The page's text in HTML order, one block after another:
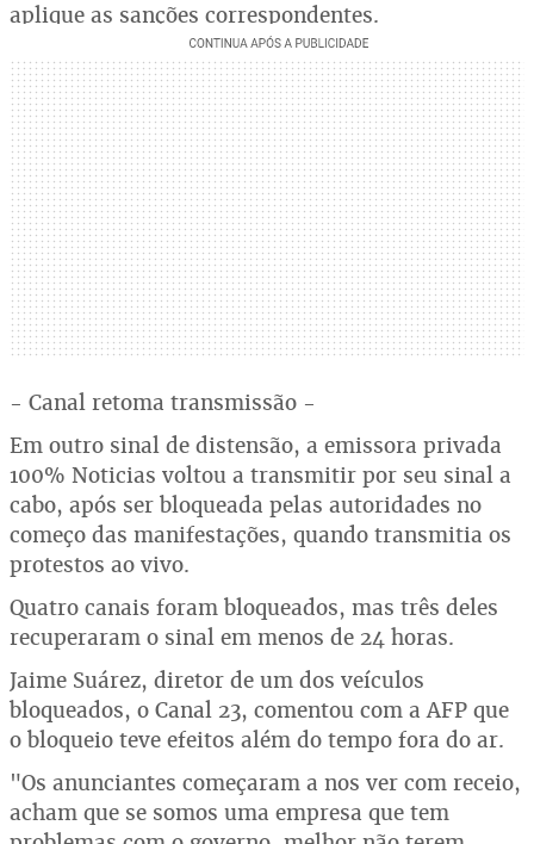
aplique as sanções correspondentes.
- Canal retoma transmissão -
Em outro sinal de distensão, a emissora privada
100% Noticias voltou a transmitir por seu sinal a
cabo, após ser bloqueada pelas autoridades no
começo das manifestações, quando transmitia os
protestos ao vivo.
Quatro canais foram bloqueados, mas três deles
recuperaram o sinal em menos de 24 horas.
Jaime Suárez, diretor de um dos veículos
bloqueados, o Canal 23, comentou com a AFP que
o bloqueio teve efeitos além do tempo fora do ar.
"Os anunciantes começaram a nos ver com receio,
acham que se somos uma empresa que tem